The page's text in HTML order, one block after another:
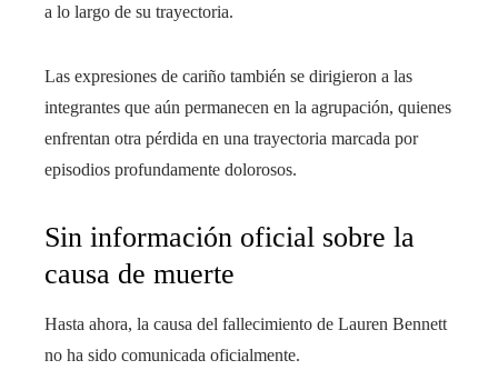
a lo largo de su trayectoria.
Las expresiones de cariño también se dirigieron a las
integrantes que aún permanecen en la agrupación, quienes
enfrentan otra pérdida en una trayectoria marcada por
episodios profundamente dolorosos.
Sin información oficial sobre la
causa de muerte
Hasta ahora, la causa del fallecimiento de Lauren Bennett
no ha sido comunicada oficialmente.